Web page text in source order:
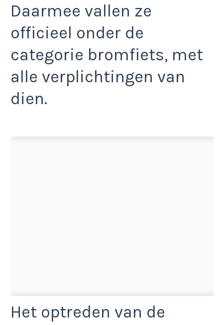
Daarmee vallen ze
officieel onder de
categorie bromfiets, met
alle verplichtingen van
dien.
Het optreden van de